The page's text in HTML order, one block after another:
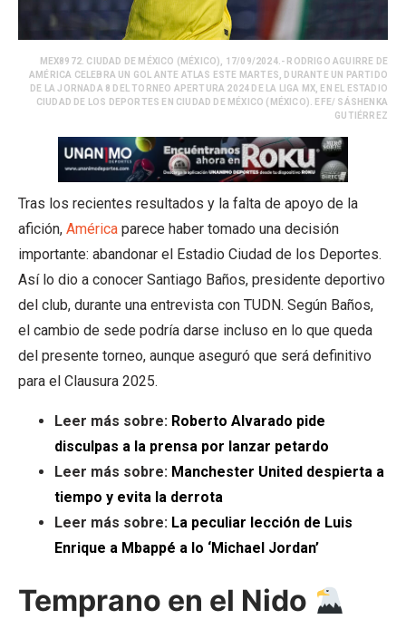
MEX8972. CIUDAD DE MÉXICO (MÉXICO), 17/09/2024.- RODRIGO AGUIRRE DE
AMÉRICA CELEBRA UN GOL ANTE ATLAS ESTE MARTES, DURANTE UN PARTIDO
DE LA JORNADA 8 DEL TORNEO APERTURA 2024 DE LA LIGA MX, EN EL ESTADIO
CIUDAD DE LOS DEPORTES EN CIUDAD DE MÉXICO (MÉXICO). EFE/ SÁSHENKA
GUTIÉRREZ
Tras los recientes resultados y la falta de apoyo de la
afición, América parece haber tomado una decisión
importante: abandonar el Estadio Ciudad de los Deportes.
Así lo dio a conocer Santiago Baños, presidente deportivo
del club, durante una entrevista con TUDN. Según Baños,
el cambio de sede podría darse incluso en lo que queda
del presente torneo, aunque aseguró que será definitivo
para el Clausura 2025.
Leer más sobre: Roberto Alvarado pide
disculpas a la prensa por lanzar petardo
Leer más sobre: Manchester United despierta a
tiempo y evita la derrota
Leer más sobre: La peculiar lección de Luis
Enrique a Mbappé a lo ‘Michael Jordan’
Temprano en el Nido